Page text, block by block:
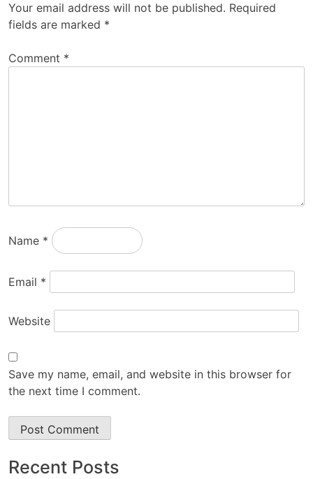
Your email address will not be published. Required
fields are marked *
Comment *
Name *
Email *
Website
Save my name, email, and website in this browser for
the next time I comment.
Recent Posts